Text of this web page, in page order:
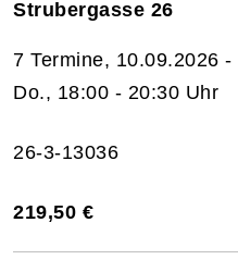
Strubergasse 26
7 Termine, 10.09.2026
Do., 18:00 - 20:30 Uhr
26-3-13036
219,50 €